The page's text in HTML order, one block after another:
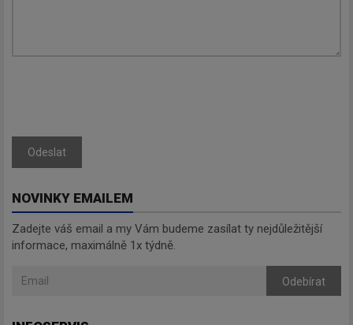
Odeslat
NOVINKY EMAILEM
Zadejte váš email a my Vám budeme zasílat ty nejdůležitější
informace, maximálně 1x týdně.
Odebírat